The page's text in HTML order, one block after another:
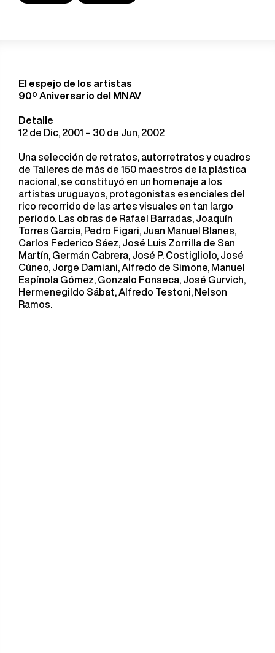
El espejo de los artistas
90º Aniversario del MNAV
Detalle
12 de Dic, 2001 – 30 de Jun, 2002
Una selección de retratos, autorretratos y cuadros
de Talleres de más de 150 maestros de la plástica
nacional, se constituyó en un homenaje a los
artistas uruguayos, protagonistas esenciales del
rico recorrido de las artes visuales en tan largo
período. Las obras de Rafael Barradas, Joaquín
Torres García, Pedro Figari, Juan Manuel Blanes,
Carlos Federico Sáez, José Luis Zorrilla de San
Martín, Germán Cabrera, José P. Costigliolo, José
Cúneo, Jorge Damiani, Alfredo de Simone, Manuel
Espínola Gómez, Gonzalo Fonseca, José Gurvich,
Hermenegildo Sábat, Alfredo Testoni, Nelson
Ramos.